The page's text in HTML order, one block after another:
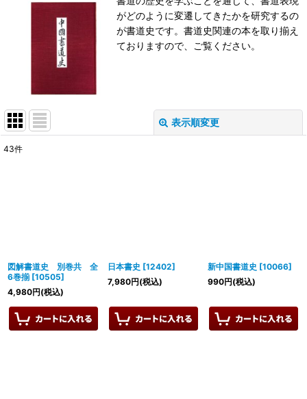
がどのように変遷してきたかを研究するの
が書道史です。書道史関連の本を取り揃え
ておりますので、ご覧ください。
表示順変更
43件
図解書道史 別巻共 全
6巻揃 [10505]
4,980円(税込)
日本書史 [12402]
7,980円(税込)
新中国書道史 [10066]
990円(税込)